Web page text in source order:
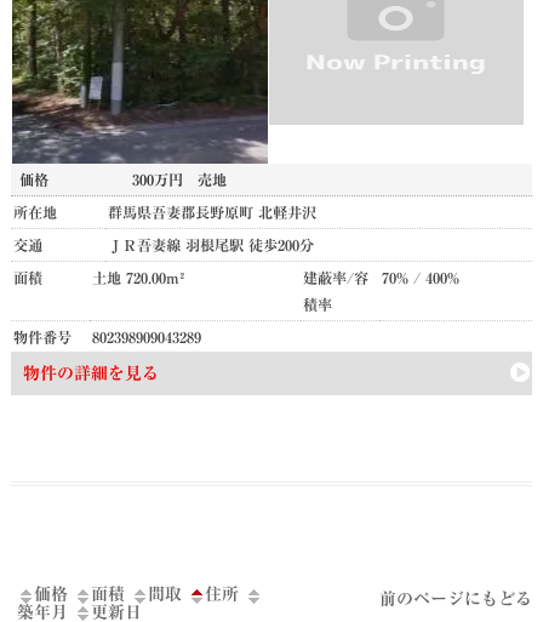
物件の詳細を見る
価格 300万円 売地
所在地 群馬県吾妻郡長野原町 北軽井沢
交通 ＪＲ吾妻線 羽根尾駅 徒歩200分
面積 土地 720.00m²
建蔽率/容
積率
70% / 400%
物件番号 802398909043289
価格 面積 間取
住所
築年月
更新日
前のページにもどる